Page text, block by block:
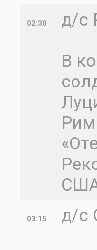
02:30
д/с
В
03:15
д/с